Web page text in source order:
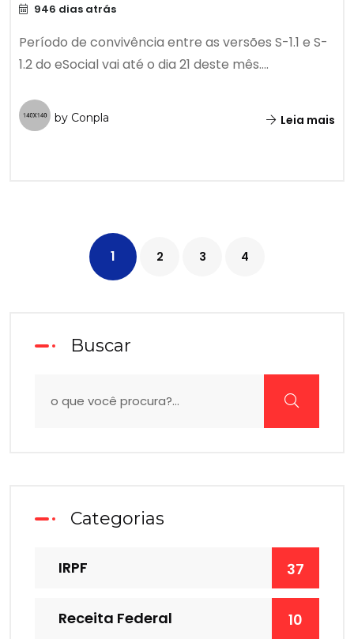
946 dias atrás
Período de convivência entre as versões S-1.1 e S-
1.2 do eSocial vai até o dia 21 deste mês....
by Conpla Leia mais
1 2 3 4
Buscar
Categorias
IRPF 37
Receita Federal 10